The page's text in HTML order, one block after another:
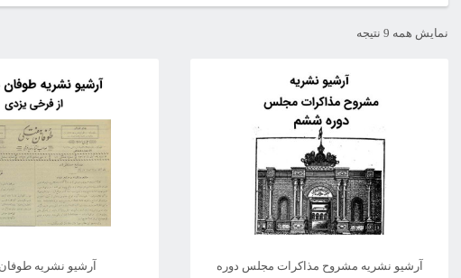
نمایش همه 9 نتیجه
اساس
جدیدترین
آرشیو نشریه مشروح مذاکرات مجلس دوره
آرشیو نشریه